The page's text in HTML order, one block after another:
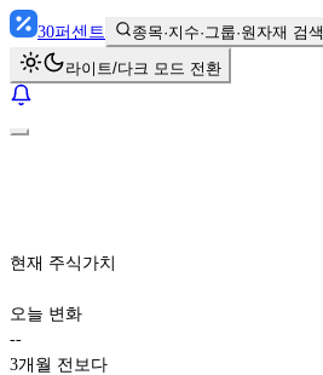
30퍼센트 종목·지수·그룹·원자재 검색
라이트/다크 모드 전환
현재 주식가치
오늘 변화
--
3개월 전보다